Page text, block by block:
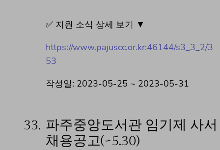
✅ 지원 소식 상세 보기 ▼
https://www.pajuscc.or.kr:46144/s3_3_2/3
53
작성일: 2023-05-25 ~ 2023-05-31
33. 파주중앙도서관 임기제 사서
채용공고(~5.30)